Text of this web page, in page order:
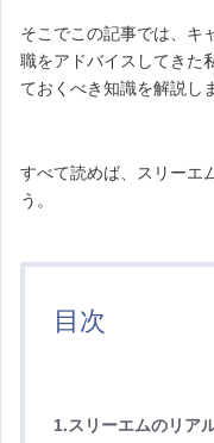
そこでこの記事では、キ
職をアドバイスしてきた
ておくべき知識を解説し
すべて読めば、スリーエ
う。
目次
1.スリーエムのリア